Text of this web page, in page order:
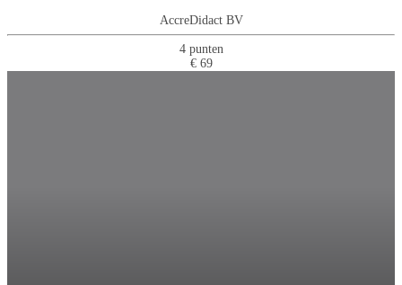
AccreDidact BV
4 punten
€ 69